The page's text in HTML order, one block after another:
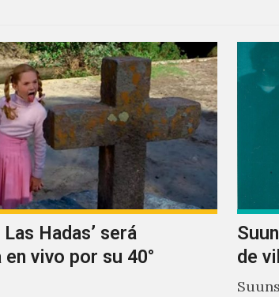
Hadas’ será
vivo por su 40°
de